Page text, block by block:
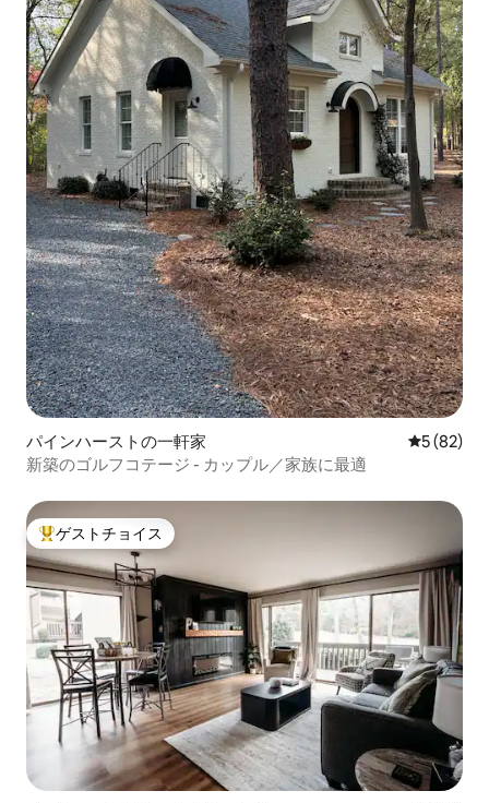
パインハーストの一軒家 レビュー
5 (82)
新築のゴルフコテージ - カップル／家族に最適
大好評のゲストチョイスです。
ゲストチョイス